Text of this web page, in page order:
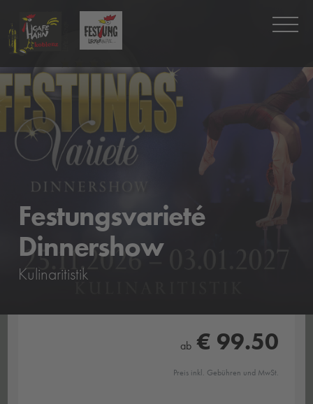
Festungsvarieté
Dinnershow
Kulinaritistik
ab€ 99.50
Preis inkl. Gebühren und MwSt.